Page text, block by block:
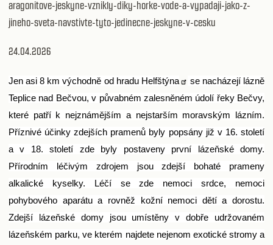
aragonitove-jeskyne-vznikly-diky-horke-vode-a-vypadaji-jako-z-
jineho-sveta-navstivte-tyto-jedinecne-jeskyne-v-cesku
24.04.2026
Jen asi 8 km východně od hradu Helfštýna
se nacházejí lázně
Teplice nad Bečvou, v půvabném zalesněném údolí řeky Bečvy,
které patří k nejznámějším a nejstarším moravským lázním.
Příznivé účinky zdejších pramenů byly popsány již v 16. století
a v 18. století zde byly postaveny první lázeňské domy.
Přírodním léčivým zdrojem jsou zdejší bohaté prameny
alkalické kyselky. Léčí se zde nemoci srdce, nemoci
pohybového aparátu a rovněž kožní nemoci dětí a dorostu.
Zdejší lázeňské domy jsou umístěny v dobře udržovaném
lázeňském parku, ve kterém najdete nejenom exotické stromy a